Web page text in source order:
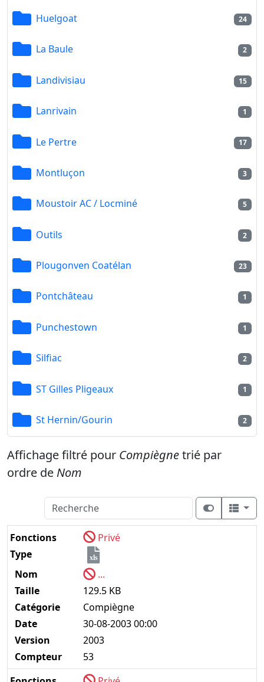
Huelgoat 24
La Baule 2
Landivisiau 15
Lanrivain 1
Le Pertre 17
Montluçon 3
Moustoir AC / Locminé 5
Outils 2
Plougonven Coatélan 23
Pontchâteau 1
Punchestown 1
Silfiac 2
ST Gilles Pligeaux 1
St Hernin/Gourin 2
Affichage filtré pour Compiègnetrié par
ordre de Nom
Fonctions
Privé
Type
xls
Nom
...
Taille
129.5 KB
Catégorie
Compiègne
Date
30-08-2003 00:00
Version
2003
Compteur
53